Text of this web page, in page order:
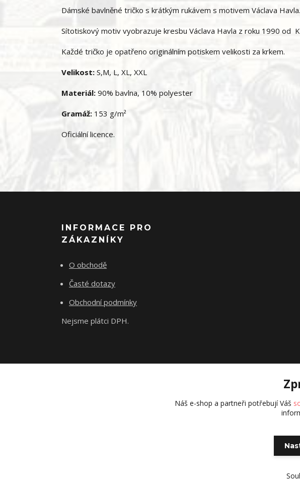
Dámské bavlněné tričko s krátkým rukávem s motivem Václava Havla.
Sítotiskový motiv vyobrazuje kresbu Václava Havla z roku 1990 od
Každé tričko je opatřeno originálním potiskem velikosti za krkem.
Velikost: S,M, L, XL, XXL
Materiál: 90% bavlna, 10% polyester
Gramáž: 153 g/m²
Oficiální licence.
INFORMACE PRO
ZÁKAZNÍKY
O obchodě
Časté dotazy
Obchodní podmínky
Nejsme plátci DPH.
©
Náš e-shop a partneři potřebují Váš